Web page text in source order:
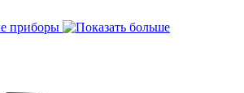
приборы